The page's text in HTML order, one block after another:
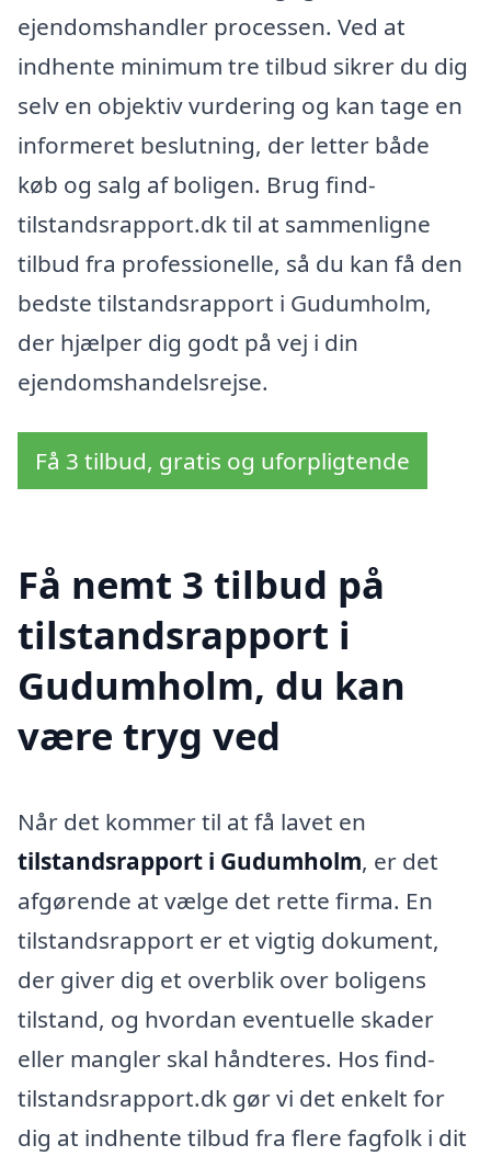
ejendomshandler processen. Ved at
indhente minimum tre tilbud sikrer du dig
selv en objektiv vurdering og kan tage en
informeret beslutning, der letter både
køb og salg af boligen. Brug find-
tilstandsrapport.dk til at sammenligne
tilbud fra professionelle, så du kan få den
bedste tilstandsrapport i Gudumholm,
der hjælper dig godt på vej i din
ejendomshandelsrejse.
Få 3 tilbud, gratis og uforpligtende
Få nemt 3 tilbud på
tilstandsrapport i
Gudumholm, du kan
være tryg ved
Når det kommer til at få lavet en
tilstandsrapport i Gudumholm, er det
afgørende at vælge det rette firma. En
tilstandsrapport er et vigtig dokument,
der giver dig et overblik over boligens
tilstand, og hvordan eventuelle skader
eller mangler skal håndteres. Hos find-
tilstandsrapport.dk gør vi det enkelt for
dig at indhente tilbud fra flere fagfolk i dit